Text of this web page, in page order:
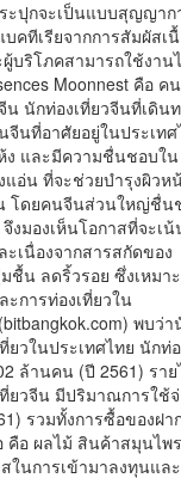
ะปุกจะเป็นแบบสุญญาก
คทีเรียจากการสัมผัสเ
บริโภคสามารถใช้งาน
Moonnest คือ ค
นักท่องเที่ยวจีนที่เดิน
จีนที่อาศัยอยู่ในประเท
ง และมีความชื่นชอบใน
อ่น ที่จะช่วยบำรุงผิวห
โดยคนจีนส่วนใหญ่ชื่น
มองเห็นโอกาสที่จะเน้
เนื่องจากสารสกัดของ
ชื้น ลดริ้วรอย ซึ่งเหมา
การท่องเที่ยวใน
พบว่า
ยวในประเทศไทย นักท่
ล้านคน (ปี 2561) ราย
ยวจีน มีปริมาณการใช้
รวมทั้งการซื้อของฝา
คือ ผลไม้ สินค้าสมุนไพร
ในการเข้ามาลงทุนและ